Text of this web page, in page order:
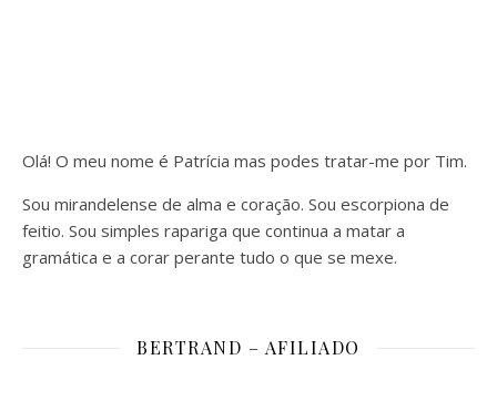
Olá! O meu nome é Patrícia mas podes tratar-me por Tim.
Sou mirandelense de alma e coração. Sou escorpiona de
feitio. Sou simples rapariga que continua a matar a
gramática e a corar perante tudo o que se mexe.
BERTRAND – AFILIADO